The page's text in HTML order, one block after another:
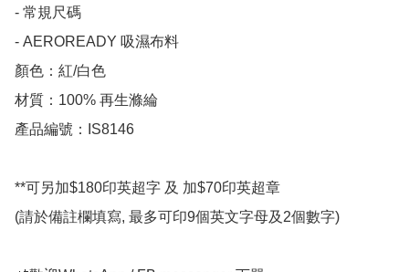
- 常規尺碼
- AEROREADY 吸濕布料
顏色：紅/白色
材質：100% 再生滌綸
產品編號：IS8146
**可另加$180印英超字 及 加$70印英超章
(請於備註欄填寫, 最多可印9個英文字母及2個數字)